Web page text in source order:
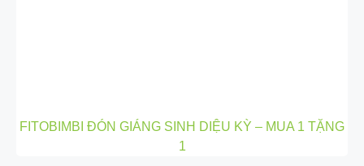
FITOBIMBI ĐÓN GIÁNG SINH DIỆU KỲ – MUA 1 TẶNG
1